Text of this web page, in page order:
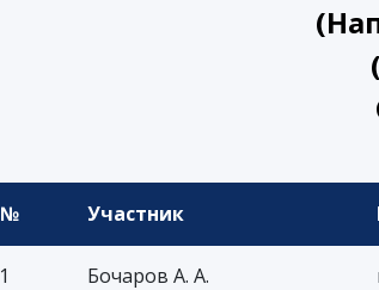
№ Участник
1 Бочаров А. А.